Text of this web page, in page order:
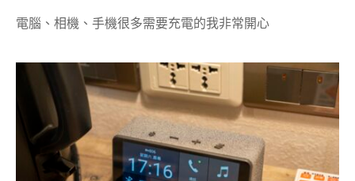
電腦、相機、手機很多需要充電的我非常開心